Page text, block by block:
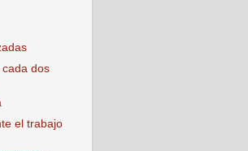
cada dos
el trabajo